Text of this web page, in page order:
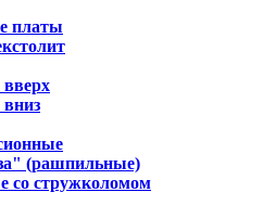
платы
(рашпильные)
со стружколомом